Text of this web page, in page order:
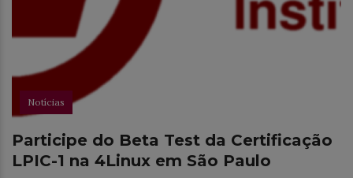
Notícias
Participe do Beta Test da Certificação
LPIC-1 na 4Linux em São Paulo